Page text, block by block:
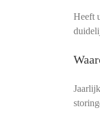
Heeft